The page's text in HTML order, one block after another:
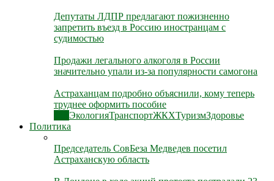
Депутаты ЛДПР предлагают пожизненно
запретить въезд в Россию иностранцам с
судимостью
Продажи легального алкоголя в России
значительно упали из-за популярности самогона
Астраханцам подробно объяснили, кому теперь
труднее оформить пособие
ЭкологияТранспортЖКХТуризмЗдоровье
Политика
Председатель СовБеза Медведев посетил
Астраханскую область